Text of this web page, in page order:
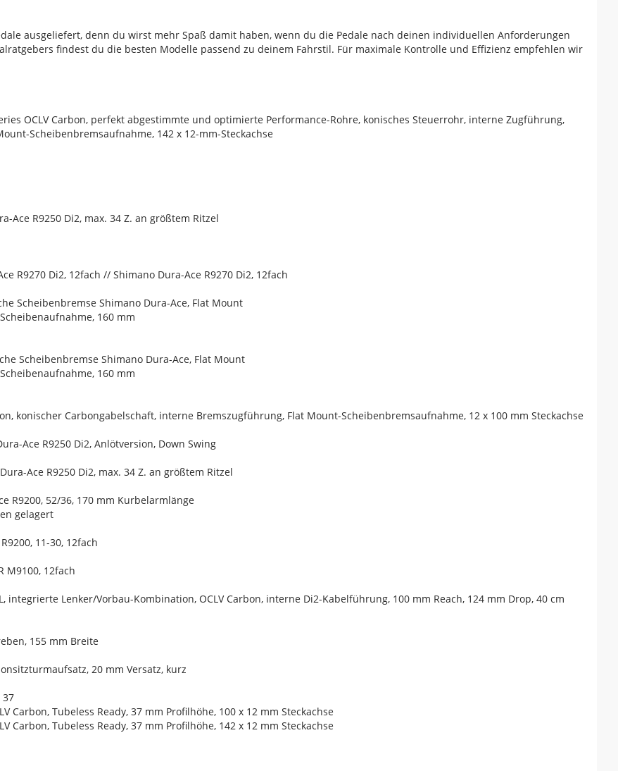
ausgeliefert, denn du wirst mehr Spaß damit haben, wenn du die Pedale nach deinen individuellen Anforderungen
findest du die besten Modelle passend zu deinem Fahrstil. Für maximale Kontrolle und Effizienz empfehlen wir
OCLV Carbon, perfekt abgestimmte und optimierte Performance-Rohre, konisches Steuerrohr, interne Zugführung,
Scheibenbremsaufnahme, 142 x 12-mm-Steckachse
Ace R9250 Di2, max. 34 Z. an größtem Ritzel
R9270 Di2, 12fach // Shimano Dura-Ace R9270 Di2, 12fach
Scheibenbremse Shimano Dura-Ace, Flat Mount
160 mm
Scheibenbremse Shimano Dura-Ace, Flat Mount
160 mm
konischer Carbongabelschaft, interne Bremszugführung, Flat Mount-Scheibenbremsaufnahme, 12 x 100 mm Steckachse
Ace R9250 Di2, Anlötversion, Down Swing
Ace R9250 Di2, max. 34 Z. an größtem Ritzel
R9200, 52/36, 170 mm Kurbelarmlänge
gelagert
11-30, 12fach
M9100, 12fach
integrierte Lenker/Vorbau-Kombination, OCLV Carbon, interne Di2-Kabelführung, 100 mm Reach, 124 mm Drop, 40 cm
155 mm Breite
20 mm Versatz, kurz
37
Carbon, Tubeless Ready, 37 mm Profilhöhe, 100 x 12 mm Steckachse
Carbon, Tubeless Ready, 37 mm Profilhöhe, 142 x 12 mm Steckachse